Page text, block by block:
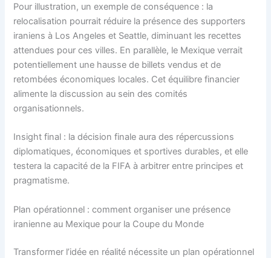
Pour illustration, un exemple de conséquence : la
relocalisation pourrait réduire la présence des supporters
iraniens à Los Angeles et Seattle, diminuant les recettes
attendues pour ces villes. En parallèle, le Mexique verrait
potentiellement une hausse de billets vendus et de
retombées économiques locales. Cet équilibre financier
alimente la discussion au sein des comités
organisationnels.
Insight final : la décision finale aura des répercussions
diplomatiques, économiques et sportives durables, et elle
testera la capacité de la FIFA à arbitrer entre principes et
pragmatisme.
Plan opérationnel : comment organiser une présence
iranienne au Mexique pour la Coupe du Monde
Transformer l’idée en réalité nécessite un plan opérationnel